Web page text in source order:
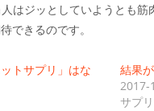
はジッとしていようとも
できるのです。
トサプリ」はな
結果
2017-
サプ